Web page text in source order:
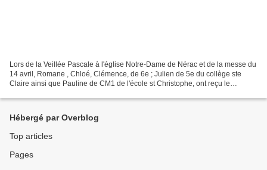
Lors de la Veillée Pascale à l'église Notre-Dame de Nérac et de la messe du
14 avril, Romane , Chloé, Clémence, de 6e ; Julien de 5e du collège ste
Claire ainsi que Pauline de CM1 de l'école st Christophe, ont reçu le
Hébergé par Overblog
Top articles
Pages